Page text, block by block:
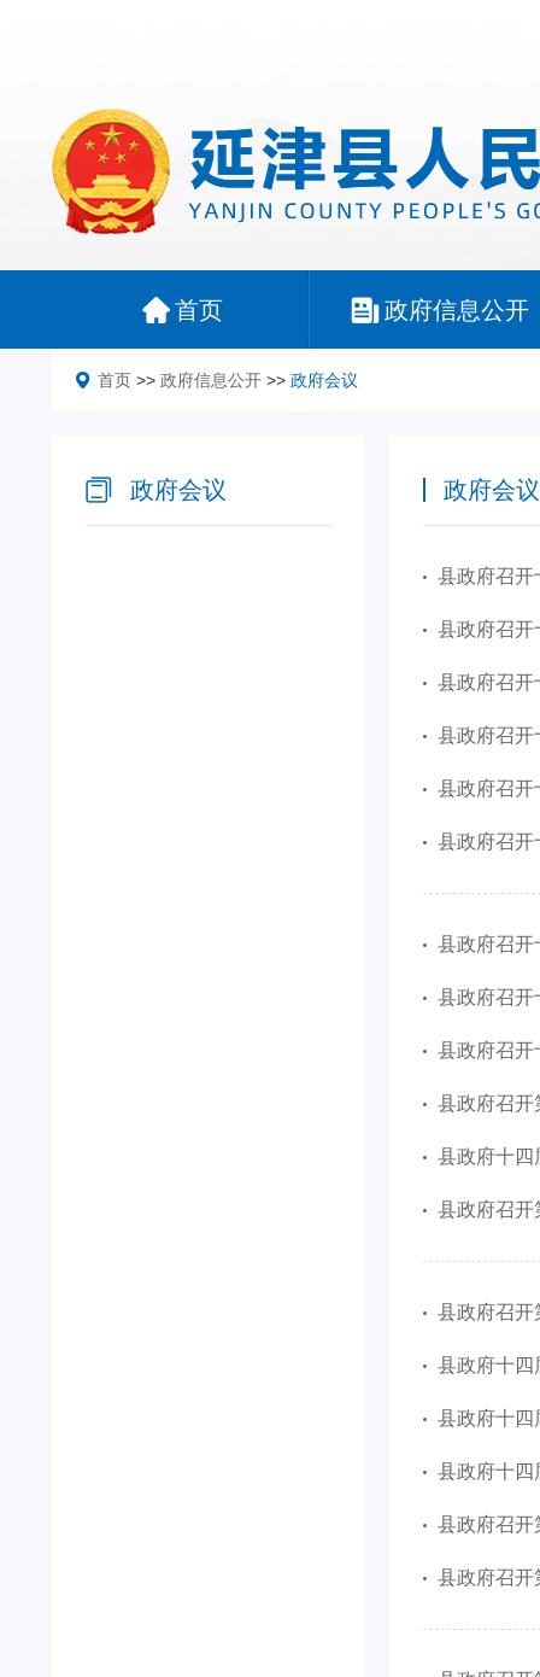
首页 政府信息公开
首页 >> 政府信息公开 >> 政府会议
政府会议 政府会议
县政府召开
县政府召开
县政府召开
县政府召开
县政府召开
县政府召开
县政府召开
县政府召开
县政府召开
县政府召开
县政府十四
县政府召开
县政府召开
县政府十四
县政府十四
县政府十四
县政府召开
县政府召开